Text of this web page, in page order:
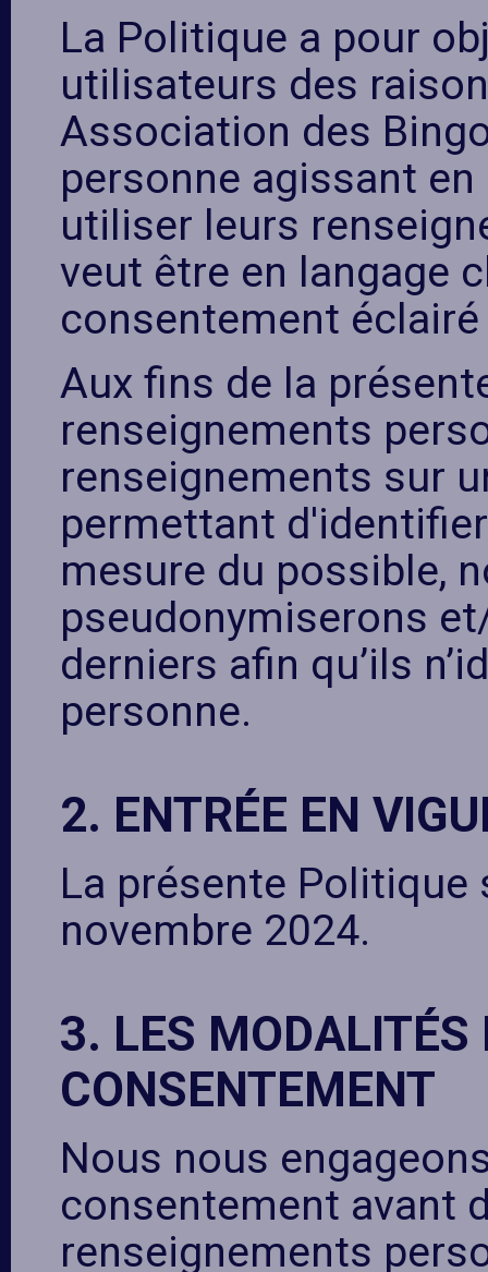
La Politique a pour
utilisateurs des
Association des
personne agissant
utiliser leurs
veut être en langage
consentement
Aux fins de la
renseignements
renseignements sur
permettant
mesure du possible,
pseudonymiserons
derniers afin qu’ils
personne.
2. ENTRÉE EN
La présente Politique
novembre 2024.
3. LES MODALITÉS
CONSENTEMENT
Nous nous
consentement avant
renseignements